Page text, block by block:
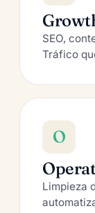
SEO,
Tráfico
O
Limpieza